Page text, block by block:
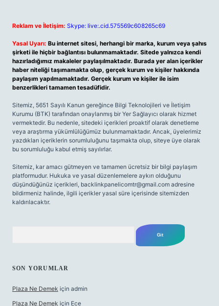
Reklam ve İletişim: Skype: live:.cid.575569c608265c69
Yasal Uyarı: Bu internet sitesi, herhangi bir marka, kurum veya şahıs
şirketi ile hiçbir bağlantısı bulunmamaktadır. Sitede yalnızca kendi
hazırladığımız makaleler paylaşılmaktadır. Burada yer alan içerikler
haber niteliği taşımamakta olup, gerçek kurum ve kişiler hakkında
paylaşım yapılmamaktadır. Gerçek kurum ve kişiler ile isim
benzerlikleri tamamen tesadüfidir.
Sitemiz, 5651 Sayılı Kanun gereğince Bilgi Teknolojileri ve İletişim
Kurumu (BTK) tarafından onaylanmış bir Yer Sağlayıcı olarak hizmet
vermektedir. Bu nedenle, sitedeki içerikleri proaktif olarak denetleme
veya araştırma yükümlülüğümüz bulunmamaktadır. Ancak, üyelerimiz
yazdıkları içeriklerin sorumluluğunu taşımakta olup, siteye üye olarak
bu sorumluluğu kabul etmiş sayılırlar.
Sitemiz, kar amacı gütmeyen ve tamamen ücretsiz bir bilgi paylaşım
platformudur. Hukuka ve yasal düzenlemelere aykırı olduğunu
düşündüğünüz içerikleri, backlinkpanelicomtr@gmail.com adresine
bildirmeniz halinde, ilgili içerikler yasal süre içerisinde sitemizden
kaldırılacaktır.
SON YORUMLAR
Plaza Ne Demek için admin
Plaza Ne Demek için Ece